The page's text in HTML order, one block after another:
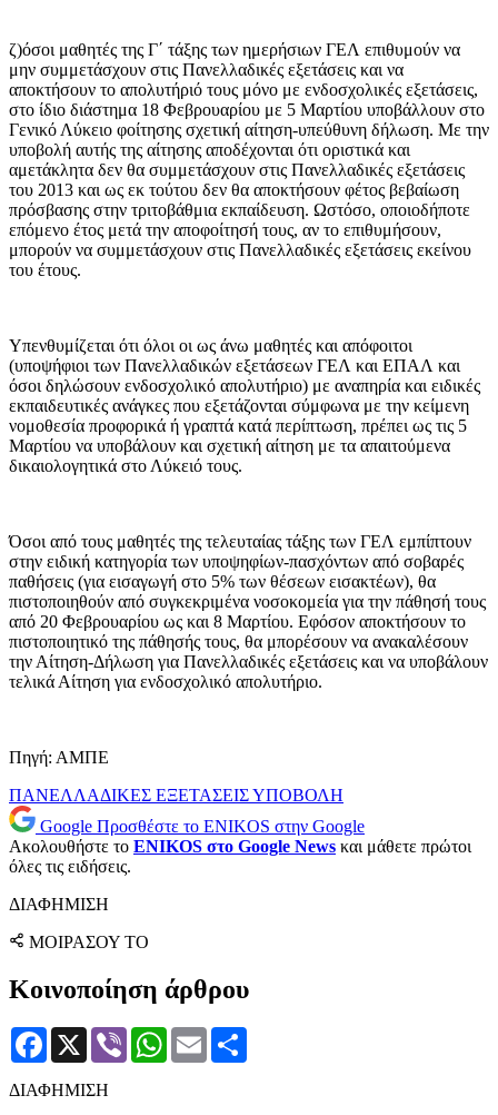
ζ)όσοι μαθητές της Γ΄ τάξης των ημερήσιων ΓΕΛ επιθυμούν να
μην συμμετάσχουν στις Πανελλαδικές εξετάσεις και να
αποκτήσουν το απολυτήριό τους μόνο με ενδοσχολικές εξετάσεις,
στο ίδιο διάστημα 18 Φεβρουαρίου με 5 Μαρτίου υποβάλλουν στο
Γενικό Λύκειο φοίτησης σχετική αίτηση-υπεύθυνη δήλωση. Με την
υποβολή αυτής της αίτησης αποδέχονται ότι οριστικά και
αμετάκλητα δεν θα συμμετάσχουν στις Πανελλαδικές εξετάσεις
του 2013 και ως εκ τούτου δεν θα αποκτήσουν φέτος βεβαίωση
πρόσβασης στην τριτοβάθμια εκπαίδευση. Ωστόσο, οποιοδήποτε
επόμενο έτος μετά την αποφοίτησή τους, αν το επιθυμήσουν,
μπορούν να συμμετάσχουν στις Πανελλαδικές εξετάσεις εκείνου
του έτους.
Υπενθυμίζεται ότι όλοι οι ως άνω μαθητές και απόφοιτοι
(υποψήφιοι των Πανελλαδικών εξετάσεων ΓΕΛ και ΕΠΑΛ και
όσοι δηλώσουν ενδοσχολικό απολυτήριο) με αναπηρία και ειδικές
εκπαιδευτικές ανάγκες που εξετάζονται σύμφωνα με την κείμενη
νομοθεσία προφορικά ή γραπτά κατά περίπτωση, πρέπει ως τις 5
Μαρτίου να υποβάλουν και σχετική αίτηση με τα απαιτούμενα
δικαιολογητικά στο Λύκειό τους.
Όσοι από τους μαθητές της τελευταίας τάξης των ΓΕΛ εμπίπτουν
στην ειδική κατηγορία των υποψηφίων-πασχόντων από σοβαρές
παθήσεις (για εισαγωγή στο 5% των θέσεων εισακτέων), θα
πιστοποιηθούν από συγκεκριμένα νοσοκομεία για την πάθησή τους
από 20 Φεβρουαρίου ως και 8 Μαρτίου. Εφόσον αποκτήσουν το
πιστοποιητικό της πάθησής τους, θα μπορέσουν να ανακαλέσουν
την Αίτηση-Δήλωση για Πανελλαδικές εξετάσεις και να υποβάλουν
τελικά Αίτηση για ενδοσχολικό απολυτήριο.
Πηγή: ΑΜΠΕ
ΠΑΝΕΛΛΑΔΙΚΕΣ ΕΞΕΤΑΣΕΙΣΥΠΟΒΟΛΗ
Google Προσθέστε το ENIKOS στην Google
Ακολουθήστε το ENIKOS στο Google News και μάθετε πρώτοι
όλες τις ειδήσεις.
ΔΙΑΦΗΜΙΣΗ
ΜΟΙΡΑΣΟΥ ΤΟ
Κοινοποίηση άρθρου
Facebook
X Viber WhatsApp
Email
ΔΙΑΦΗΜΙΣΗ